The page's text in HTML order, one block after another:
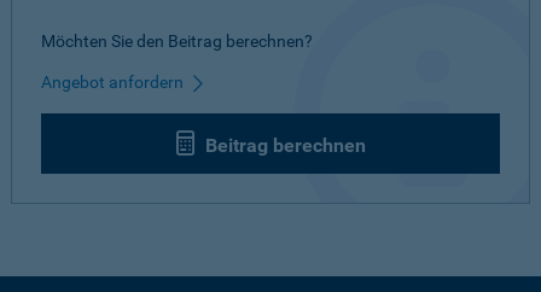
Möchten Sie den Beitrag berechnen?
Angebot anfordern
Beitrag berechnen